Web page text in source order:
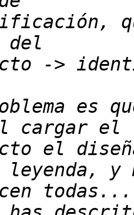
es
el